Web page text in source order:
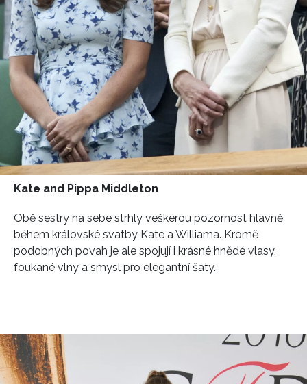
Kate and Pippa Middleton
Obě sestry na sebe strhly veškerou pozornost hlavně
během královské svatby Kate a Williama. Kromě
podobných povah je ale spojují i krásné hnědé vlasy,
foukané vlny a smysl pro elegantní šaty.